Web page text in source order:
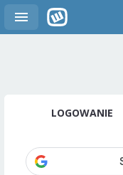
LOGOWANIE